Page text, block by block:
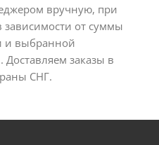
вручную, при
зависимости от суммы
и выбранной
заказы в
СНГ.